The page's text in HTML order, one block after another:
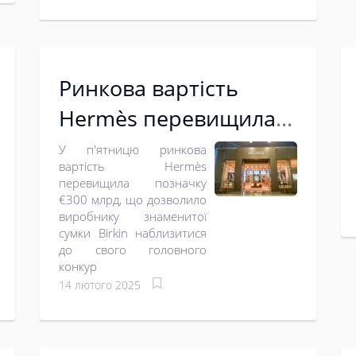
Ринкова вартість
Hermès перевищила
€300 млрд
наблизившись до
LVMH
У п'ятницю ринкова
вартість Hermès
перевищила позначку
€300 млрд, що дозволило
виробнику знаменитої
сумки Birkin наблизитися
до свого головного
конкур
14 лютого 2025